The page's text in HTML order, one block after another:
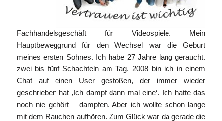
Fachhandelsgeschäft für Videospiele. Mein
Hauptbeweggrund für den Wechsel war die Geburt
meines ersten Sohnes. Ich habe 27 Jahre lang geraucht,
zwei bis fünf Schachteln am Tag. 2008 bin ich in einem
Chat auf einen User gestoßen, der immer wieder
geschrieben hat ‚Ich dampf dann mal eine‘. Ich hatte das
noch nie gehört – dampfen. Aber ich wollte schon lange
mit dem Rauchen aufhören. Zum Glück war da gerade die